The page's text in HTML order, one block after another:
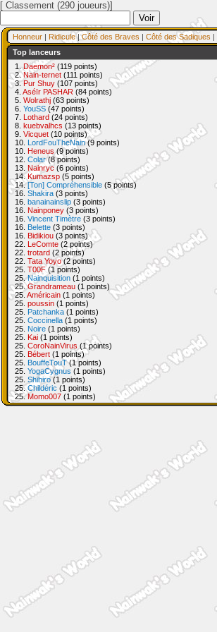
[ Classement (290 joueurs)]
Honneur | Ridicule|Côté des Braves | Côté des Sadiques |
Top lanceurs
1. Daemon² (119 points)
2.Nain-ternet (111 points)
3. Pur Shuy (107 points)
4. Aséïr PASHAR (84 points)
5. Wolrathj (63 points)
6. YouSS (47 points)
7. Lothard (24 points)
8. kuebvalhcs (13 points)
9. Vicquet (10 points)
10. LordFouTheNain(9 points)
10. Heneus(9 points)
12. Colar(8 points)
13. Nainryc (6 points)
14.Kumazsp (5 points)
14.[Ton] Compréhensible (5 points)
16. Shakira (3 points)
16. banainainslip (3 points)
16. Nainponey (3 points)
16. Vincent Timètre (3 points)
16. Belette (3 points)
16. Bidikiou (3 points)
22. LeComte (2 points)
22. trotard (2 points)
22. Tata Yoyo(2 points)
25. T00F(1 points)
25.Nainquisition (1 points)
25.Grandrameau (1 points)
25. Américain (1 points)
25. poussin (1 points)
25. Patchanka (1 points)
25. Coccinella (1 points)
25. Noire (1 points)
25. Kai (1 points)
25. CoroNainVirus (1 points)
25. Bébert (1 points)
25. BouffeTouT(1 points)
25. YogaCygnus (1 points)
25. Shihiro (1 points)
25.Childéric (1 points)
25.Momo007 (1 points)